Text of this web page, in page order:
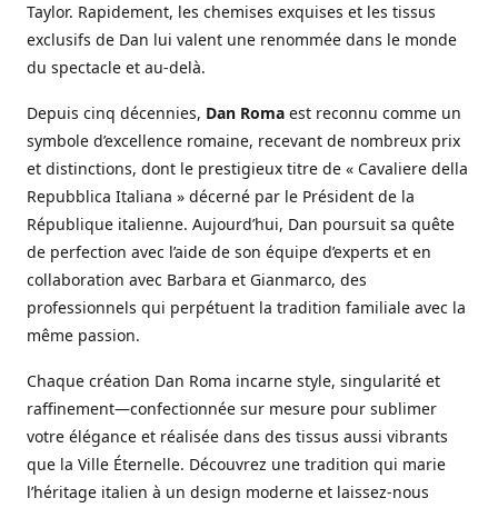
Taylor. Rapidement, les chemises exquises et les tissus
exclusifs de Dan lui valent une renommée dans le monde
du spectacle et au-delà.
Depuis cinq décennies, Dan Roma est reconnu comme un
symbole d’excellence romaine, recevant de nombreux prix
et distinctions, dont le prestigieux titre de « Cavaliere della
Repubblica Italiana » décerné par le Président de la
République italienne. Aujourd’hui, Dan poursuit sa quête
de perfection avec l’aide de son équipe d’experts et en
collaboration avec Barbara et Gianmarco, des
professionnels qui perpétuent la tradition familiale avec la
même passion.
Chaque création Dan Roma incarne style, singularité et
raffinement—confectionnée sur mesure pour sublimer
votre élégance et réalisée dans des tissus aussi vibrants
que la Ville Éternelle. Découvrez une tradition qui marie
l’héritage italien à un design moderne et laissez-nous